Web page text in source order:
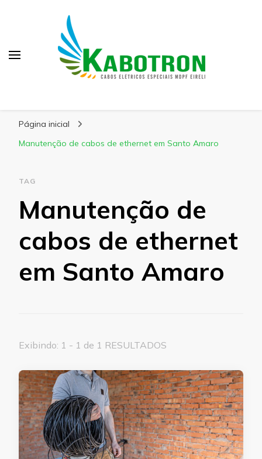
Página inicial
Manutenção de cabos de ethernet em Santo Amaro
TAG
Manutenção de
cabos de ethernet
em Santo Amaro
Exibindo: 1 - 1 de 1 RESULTADOS